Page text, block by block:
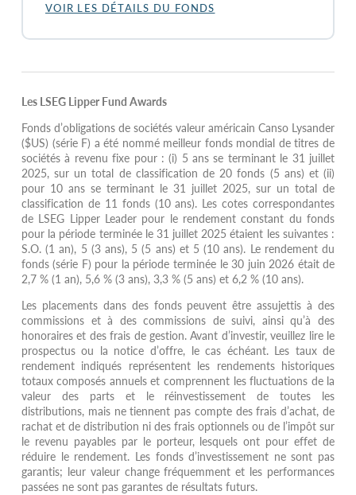
VOIR LES DÉTAILS DU FONDS
Les LSEG Lipper Fund Awards
Fonds d’obligations de sociétés valeur américain Canso Lysander
($US) (série F) a été nommé meilleur fonds mondial de titres de
sociétés à revenu fixe pour : (i) 5 ans se terminant le 31 juillet
2025, sur un total de classification de 20 fonds (5 ans) et (ii)
pour 10 ans se terminant le 31 juillet 2025, sur un total de
classification de 11 fonds (10 ans). Les cotes correspondantes
de LSEG Lipper Leader pour le rendement constant du fonds
pour la période terminée le 31 juillet 2025 étaient les suivantes :
S.O. (1 an), 5 (3 ans), 5 (5 ans) et 5 (10 ans). Le rendement du
fonds (série F) pour la période terminée le 30 juin 2026 était de
2,7 % (1 an), 5,6 % (3 ans), 3,3 % (5 ans) et 6,2 % (10 ans).
Les placements dans des fonds peuvent être assujettis à des
commissions et à des commissions de suivi, ainsi qu’à des
honoraires et des frais de gestion. Avant d’investir, veuillez lire le
prospectus ou la notice d’offre, le cas échéant. Les taux de
rendement indiqués représentent les rendements historiques
totaux composés annuels et comprennent les fluctuations de la
valeur des parts et le réinvestissement de toutes les
distributions, mais ne tiennent pas compte des frais d’achat, de
rachat et de distribution ni des frais optionnels ou de l’impôt sur
le revenu payables par le porteur, lesquels ont pour effet de
réduire le rendement. Les fonds d’investissement ne sont pas
garantis; leur valeur change fréquemment et les performances
passées ne sont pas garantes de résultats futurs.